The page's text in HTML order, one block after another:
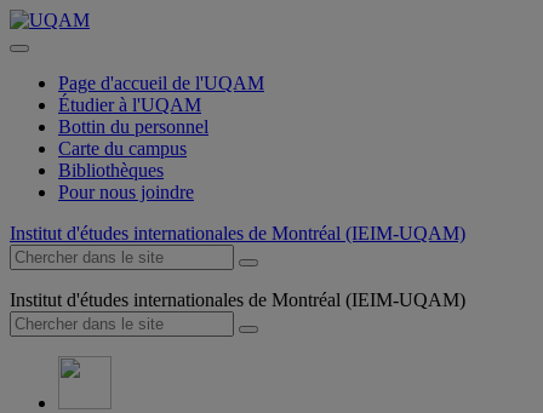
Page d'accueil de l'UQAM
Étudier à l'UQAM
Bottin du personnel
Carte du campus
Bibliothèques
Pour nous joindre
Institut d'études internationales de Montréal (IEIM-UQAM)
Institut d'études internationales de Montréal (IEIM-UQAM)